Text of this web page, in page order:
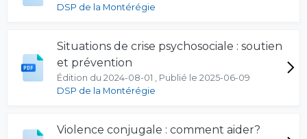
DSP de la Montérégie
Situations de crise psychosociale : soutien
et prévention
Édition du 2024-08-01 , Publié le 2025-06-09
DSP de la Montérégie
Violence conjugale : comment aider?